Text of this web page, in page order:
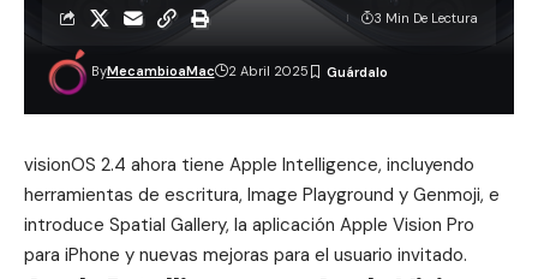
ByMecambioaMac 2 Abril 2025
3 Min De Lectura
visionOS 2.4 ahora tiene Apple Intelligence, incluyendo
herramientas de escritura, Image Playground y Genmoji, e
introduce Spatial Gallery, la aplicación Apple Vision Pro
para iPhone y nuevas mejoras para el usuario invitado.